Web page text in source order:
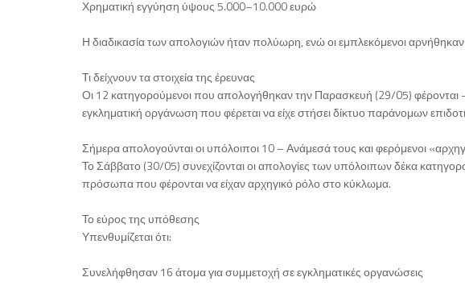
Χρηματική εγγύηση ύψους 5.000–10.000 ευρώ
Η διαδικασία των απολογιών ήταν πολύωρη, ενώ οι εμπλεκόμενοι αρνήθηκαν
Τι δείχνουν τα στοιχεία της έρευνας
Οι 12 κατηγορούμενοι που απολογήθηκαν την Παρασκευή (29/05)
εγκληματική οργάνωση που φέρεται να είχε στήσει δίκτυο παράνομων
Σήμερα απολογούνται οι υπόλοιποι 10 – Ανάμεσά τους και φερόμενοι
Το Σάββατο (30/05) συνεχίζονται οι απολογίες των υπόλοιπων δέκα
πρόσωπα που φέρονται να είχαν αρχηγικό ρόλο στο κύκλωμα.
Το εύρος της υπόθεσης
Υπενθυμίζεται ότι:
Συνελήφθησαν 16 άτομα για συμμετοχή σε εγκληματικές οργανώσεις